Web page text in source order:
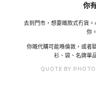
你
去到門市，想要嘅款式冇貨
你
你嘅代購可能喺倫敦，或者
衫、袋、名牌單
QUOTE BY PHOTO